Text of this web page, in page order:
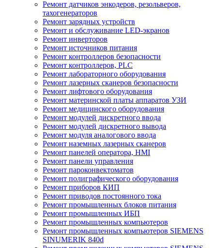
Ремонт датчиков энкодеров, резольверов,
тахогенераторов
Ремонт зарядных устройств
Ремонт и обслуживание LED-экранов
Ремонт инверторов
Ремонт источников питания
Ремонт контроллеров безопасности
Ремонт контроллеров, PLC
Ремонт лабораторного оборудования
Ремонт лазерных сканеров безопасности
Ремонт лифтового оборудования
Ремонт материнской платы аппаратов УЗИ
Ремонт медицинского оборудования
Ремонт модулей дискретного ввода
Ремонт модулей дискретного вывода
Ремонт модуля аналогового ввода
Ремонт наземных лазерных сканеров
Ремонт панелей оператора, HMI
Ремонт панели управления
Ремонт пароконвектоматов
Ремонт полиграфического оборудования
Ремонт приборов КИП
Ремонт приводов постоянного тока
Ремонт промышленных блоков питания
Ремонт промышленных ИБП
Ремонт промышленных компьютеров
Ремонт промышленных компьютеров SIEMENS
SINUMERIK 840d